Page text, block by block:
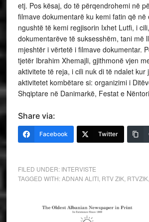
etj. Pos kësaj, do të përqendrohemi në
filmave dokumentarë ku kemi fatin që në
ngushtë të kemi regjisorin Ixhet Lutfi, i
dokumentarëve të suksesshëm, tani më
mjeshtër i vërtetë i filmave dokumentar.
tjetër Ibrahim Xhemajli, gjithmonë vjen
aktivitete të reja, i cili nuk di të ndalet kur
aktivitetet kombëtare si: organizimi i
Shqiptare në Danimarkë, Festat e
Share via:
Facebook Twitter
FILED UNDER: INTERVISTE
TAGGED WITH:ADNAN ALITI, RTV ZIK, RTVZIK,